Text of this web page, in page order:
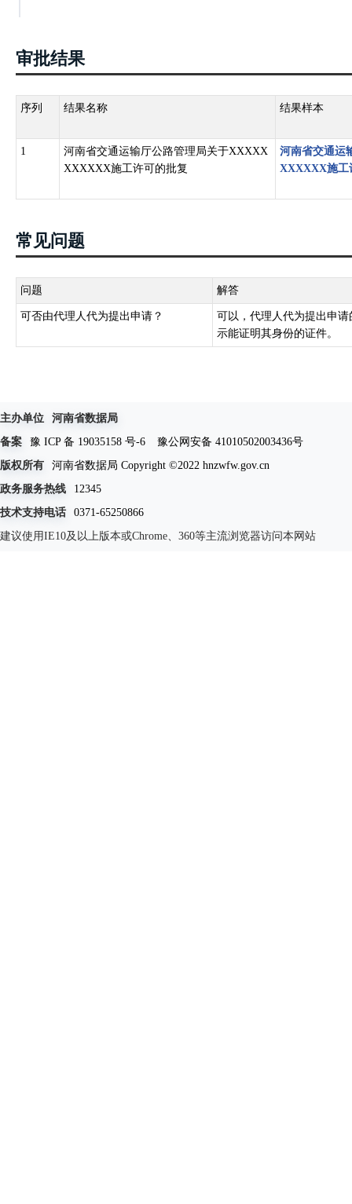
审批结果
序列 结果名称 结果样本
1
河南省交通运输厅公路管理局关于XXXXX
XXXXXX施工许可的批复
河南省交通运
XXXXXX施工
常见问题
问题 解答
可否由代理人代为提出申请？
可以，代理人代为提出申
示能证明其身份的证件。
主办单位
河南省数据局
备案
豫 ICP 备 19035158 号-6
豫公网安备 41010502003436号
版权所有
河南省数据局 Copyright ©2022 hnzwfw.gov.cn
政务服务热线
12345
技术支持电话
0371-65250866
建议使用IE10及以上版本或Chrome、360等主流浏览器访问本网站